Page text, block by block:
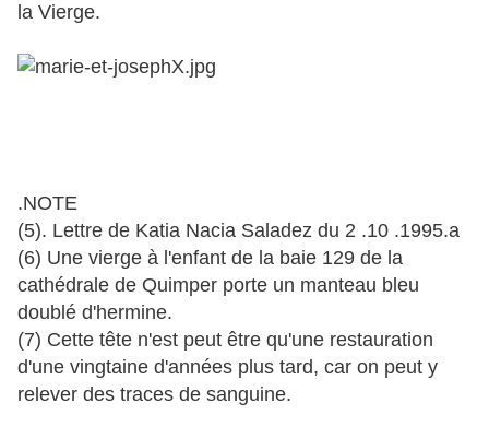
la Vierge.
.NOTE
(5). Lettre de Katia Nacia Saladez du 2 .10 .1995.a
(6) Une vierge à l'enfant de la baie 129 de la
cathédrale de Quimper porte un manteau bleu
doublé d'hermine.
(7) Cette tête n'est peut être qu'une restauration
d'une vingtaine d'années plus tard, car on peut y
relever des traces de sanguine.